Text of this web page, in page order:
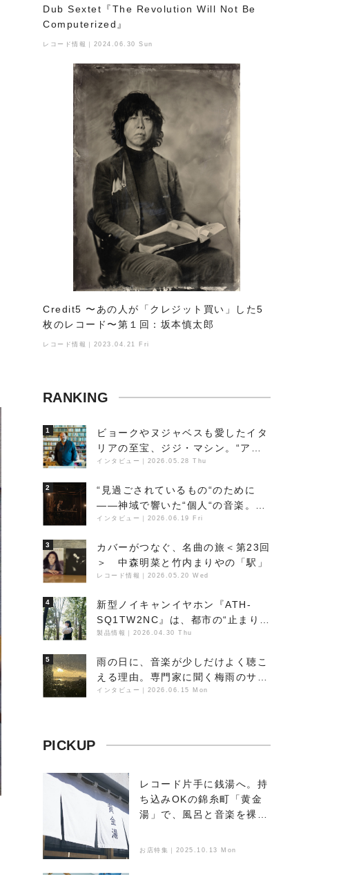
Dub Sextet『The Revolution Will Not Be
Computerized』
レコード情報｜2024.06.30 Sun
Credit5 〜あの人が「クレジット買い」した5
枚のレコード〜第１回：坂本慎太郎
レコード情報｜2023.04.21 Fri
RANKING
1
ビョークやヌジャベスも愛したイタ
リアの至宝、ジジ・マシン。“アン
ビエントの巨匠”が明かす創作の原
景
インタビュー 2026.05.28 Thu
2
“見過ごされているもの“のために
――神域で響いた“個人“の音楽。冥
丁の『赤城 夜神楽』をレポート
インタビュー 2026.06.19 Fri
3
カバーがつなぐ、名曲の旅＜第23回
＞ 中森明菜と竹内まりやの「駅」
レコード情報 2026.05.20 Wed
4
新型ノイキャンイヤホン『ATH-
SQ1TW2NC』は、都市の“止まり
木”になり得るーシンガーソングラ
製品情報 2026.04.30 Thu
5
雨の日に、音楽が少しだけよく聴こ
える理由。専門家に聞く梅雨のサウ
ンドスケープ
インタビュー 2026.06.15 Mon
PICKUP
レコード片手に銭湯へ。持
ち込みOKの錦糸町「黄金
湯」で、風呂と音楽を裸で
お店特集｜2025.10.13 Mon